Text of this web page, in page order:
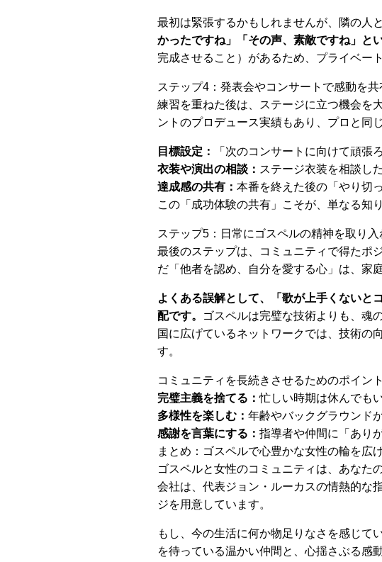
最初は緊張するかもしれませんが、隣の人
かったですね」「その声、素敵ですね」と
完成させること）があるため、プライベー
ステップ4：発表会やコンサートで感動を共
練習を重ねた後は、ステージに立つ機会を
ントのプロデュース実績もあり、プロと同
目標設定：
「次のコンサートに向けて頑張
衣装や演出の相談： ステージ衣装を相談し
達成感の共有： 本番を終えた後の「やり切
この「成功体験の共有」こそが、単なる知
ステップ5：日常にゴスペルの精神を取り入
最後のステップは、コミュニティで得たポ
だ「他者を認め、自分を愛する心」は、家
よくある誤解として、「歌が上手くないと
配です。
ゴスペルは完璧な技術よりも、魂
国に広げているネットワークでは、技術の
す。
コミュニティを長続きさせるためのポイント
完璧主義を捨てる：忙しい時期は休んでも
多様性を楽しむ： 年齢やバックグラウンド
感謝を言葉にする： 指導者や仲間に「あり
まとめ：ゴスペルで心豊かな女性の輪を広
ゴスペルと女性のコミュニティは、あなた
会社は、代表ジョン・ルーカスの情熱的な
ジを用意しています。
もし、今の生活に何か物足りなさを感じて
を待っている温かい仲間と、心揺さぶる感